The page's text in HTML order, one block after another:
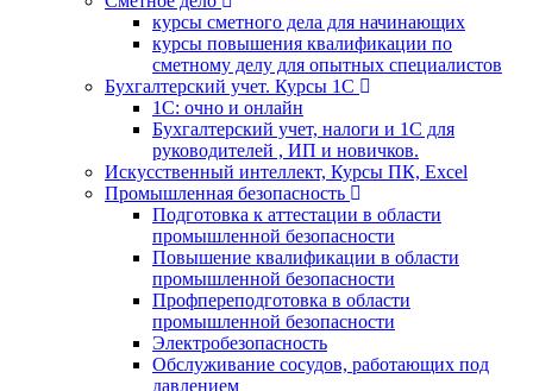
курсы сметного дела для начинающих
курсы повышения квалификации по
сметному делу для опытных специалистов
Бухгалтерский учет. Курсы 1С
1С: очно и онлайн
Бухгалтерский учет, налоги и 1С для
руководителей , ИП и новичков.
Искусственный интеллект, Курсы ПК, Excel
Промышленная безопасность
Подготовка к аттестации в области
промышленной безопасности
Повышение квалификации в области
промышленной безопасности
Профпереподготовка в области
промышленной безопасности
Электробезопасность
Обслуживание сосудов, работающих под
давлением